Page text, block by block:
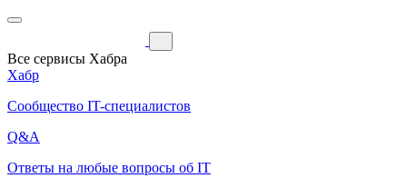
Все сервисы Хабра
Хабр
Сообщество IT-специалистов
Q&A
Ответы на любые вопросы об IT